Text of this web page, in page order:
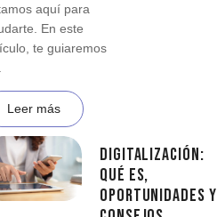
aquí para
En este
te guiaremos
Leer más
Digitalización:
qué es,
oportunidades y